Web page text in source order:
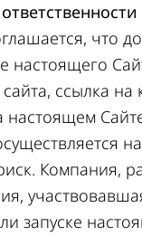
что
настоящего
ссылка на
настоящем
Компания,
запуске